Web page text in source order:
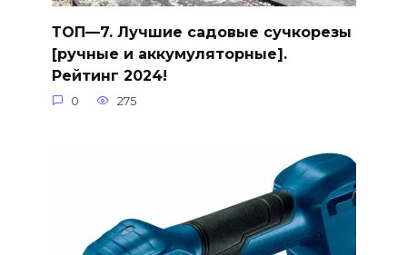
ТОП—7. Лучшие садовые сучкорезы
[ручные и аккумуляторные].
Рейтинг 2024!
0 275